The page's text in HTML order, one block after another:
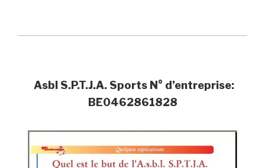
Asbl S.P.T.J.A. Sports N° d’entreprise:
BE0462861828